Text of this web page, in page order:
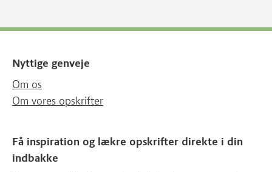
Nyttige genveje
Om os
Om vores opskrifter
Få inspiration og lækre opskrifter direkte i din
indbakke